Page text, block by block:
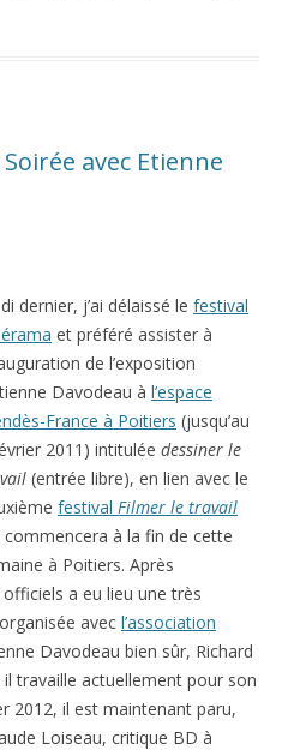
avec Etienne
dernier, j’ai délaissé le festival
et préféré assister à
de l’exposition
Davodeau à l’espace
France à Poitiers (jusqu’au
2011) intitulée dessiner le
(entrée libre), en lien avec le
festival Filmer le travail
commencera à la fin de cette
à Poitiers. Après
a eu lieu une très
avec l’association
Davodeau bien sûr, Richard
travaille actuellement pour son
2012, il est maintenant paru,
Loiseau, critique BD à